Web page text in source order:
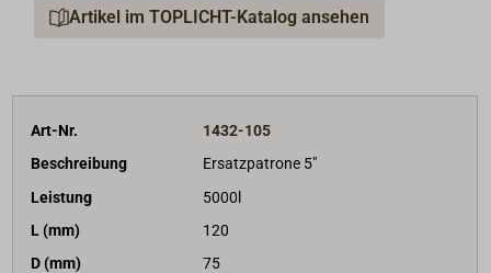
Artikel im TOPLICHT-Katalog ansehen
Art-Nr.
1432-105
Beschreibung
Ersatzpatrone 5"
Leistung
5000l
L (mm)
120
D (mm)
75